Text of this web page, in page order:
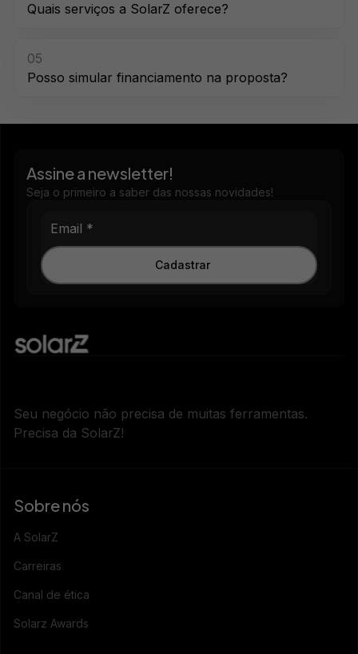
Quais serviços a SolarZ oferece?
05
Posso simular financiamento na proposta?
Assine a newsletter!
Seja o primeiro a saber das nossas novidades!
Cadastrar
Seu negócio não precisa de muitas ferramentas.
Precisa da SolarZ!
Sobre nós
A SolarZ
Carreiras
Canal de ética
Solarz Awards